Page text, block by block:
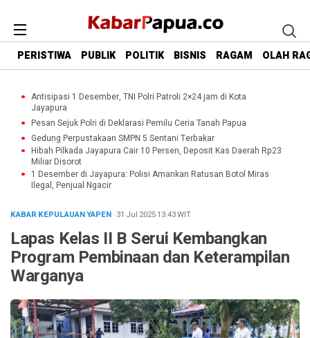
PERISTIWA PUBLIK POLITIK BISNIS RAGAM OLAH
Antisipasi 1 Desember, TNI Polri Patroli 2×24 jam di Kota
Jayapura
Pesan Sejuk Polri di Deklarasi Pemilu Ceria Tanah Papua
Gedung Perpustakaan SMPN 5 Sentani Terbakar
Hibah Pilkada Jayapura Cair 10 Persen, Deposit Kas Daerah Rp23
Miliar Disorot
1 Desember di Jayapura: Polisi Amankan Ratusan Botol Miras
Ilegal, Penjual Ngacir
KABAR KEPULAUAN YAPEN· 31 Jul 202513:43WIT
Lapas Kelas II B Serui Kembangkan
Program Pembinaan dan Keterampilan
Warganya